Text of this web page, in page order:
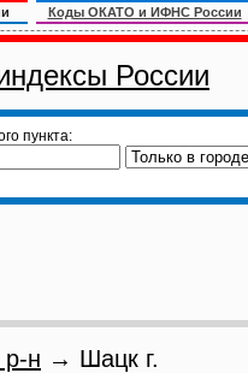
Коды ОКАТО и ИФНС России
России
пункта:
н → Шацк г.